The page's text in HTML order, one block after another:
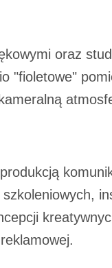
oraz
"fioletowe"
dane osobowe